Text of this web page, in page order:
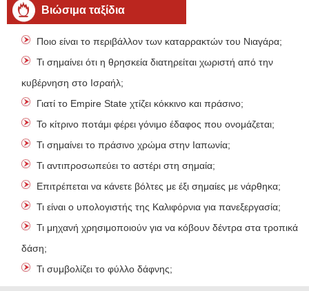
Βιώσιμα ταξίδια
Ποιο είναι το περιβάλλον των καταρρακτών του Νιαγάρα;
Τι σημαίνει ότι η θρησκεία διατηρείται χωριστή από την
κυβέρνηση στο Ισραήλ;
Γιατί το Empire State χτίζει κόκκινο και πράσινο;
Το κίτρινο ποτάμι φέρει γόνιμο έδαφος που ονομάζεται;
Τι σημαίνει το πράσινο χρώμα στην Ιαπωνία;
Τι αντιπροσωπεύει το αστέρι στη σημαία;
Επιτρέπεται να κάνετε βόλτες με έξι σημαίες με νάρθηκα;
Τι είναι ο υπολογιστής της Καλιφόρνια για πανεξεργασία;
Τι μηχανή χρησιμοποιούν για να κόβουν δέντρα στα τροπικά
δάση;
Τι συμβολίζει το φύλλο δάφνης;